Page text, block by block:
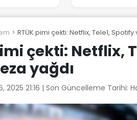
RTÜK pimi çekti: Netflix, Tele1,
çekti: Netflix,
yağdı
2025 21:16 | Son Güncelleme Tarihi: